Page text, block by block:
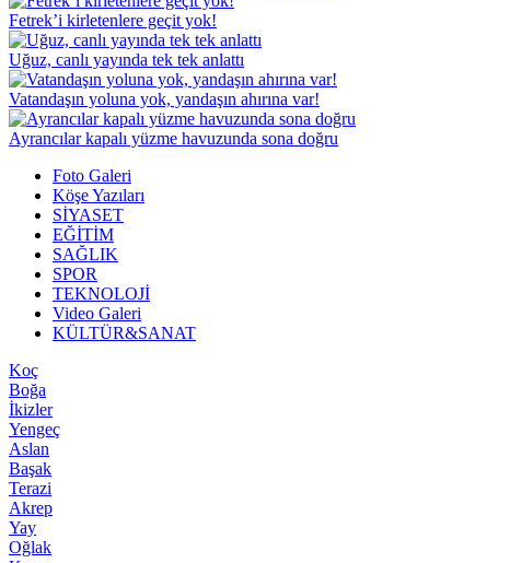
Fetrek’i kirletenlere geçit yok!
Uğuz, canlı yayında tek tek anlattı
Vatandaşın yoluna yok, yandaşın ahırına var!
Ayrancılar kapalı yüzme havuzunda sona doğru
Foto Galeri
Köşe Yazıları
SİYASET
EĞİTİM
SAĞLIK
SPOR
TEKNOLOJİ
Video Galeri
KÜLTÜR&SANAT
Koç
Boğa
İkizler
Yengeç
Aslan
Başak
Terazi
Akrep
Yay
Oğlak